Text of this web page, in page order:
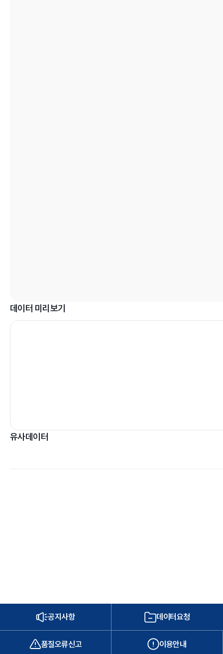
데이터 미리보기
유사데이터
공지사항 데이터요청
품질오류신고 이용안내